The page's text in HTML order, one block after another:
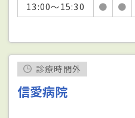
13:00～15:30
● ●
診療時間外
信愛病院